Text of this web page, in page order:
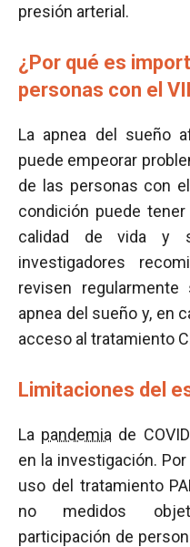
presión arterial.
¿Por qué es
personas con el
La apnea del sueño
puede empeorar
de las personas con el
condición puede
calidad de vida y
investigadores
revisen
apnea del sueño y, en
acceso al tratamiento
Limitaciones del
La pandemia de
en la investigación.
uso del tratamiento
no medidos
participación de